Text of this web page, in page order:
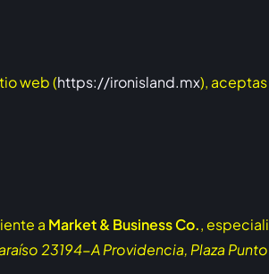
web (https://ironisland.mx),
a Market & Business Co.,
23194-A Providencia, Plaza